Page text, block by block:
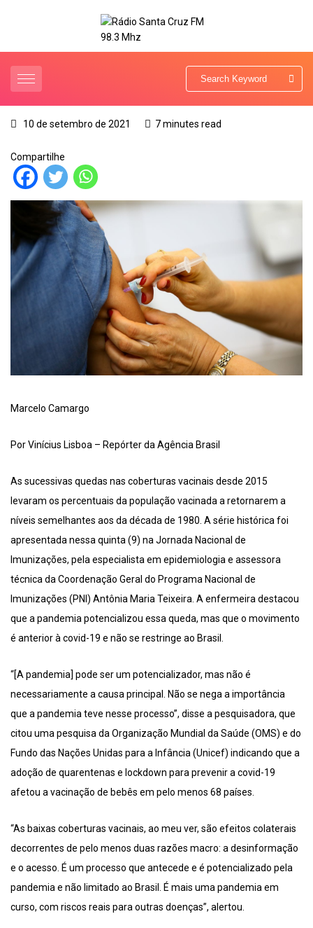
10 de setembro de 2021 7 minutes read
Compartilhe
Marcelo Camargo
Por Vinícius Lisboa – Repórter da Agência Brasil
As sucessivas quedas nas coberturas vacinais desde 2015
levaram os percentuais da população vacinada a retornarem a
níveis semelhantes aos da década de 1980. A série histórica foi
apresentada nessa quinta (9) na Jornada Nacional de
Imunizações, pela especialista em epidemiologia e assessora
técnica da Coordenação Geral do Programa Nacional de
Imunizações (PNI) Antônia Maria Teixeira. A enfermeira destacou
que a pandemia potencializou essa queda, mas que o movimento
é anterior à covid-19 e não se restringe ao Brasil.
“[A pandemia] pode ser um potencializador, mas não é
necessariamente a causa principal. Não se nega a importância
que a pandemia teve nesse processo”, disse a pesquisadora, que
citou uma pesquisa da Organização Mundial da Saúde (OMS) e do
Fundo das Nações Unidas para a Infância (Unicef) indicando que a
adoção de quarentenas e lockdown para prevenir a covid-19
afetou a vacinação de bebês em pelo menos 68 países.
“As baixas coberturas vacinais, ao meu ver, são efeitos colaterais
decorrentes de pelo menos duas razões macro: a desinformação
e o acesso. É um processo que antecede e é potencializado pela
pandemia e não limitado ao Brasil. É mais uma pandemia em
curso, com riscos reais para outras doenças”, alertou.